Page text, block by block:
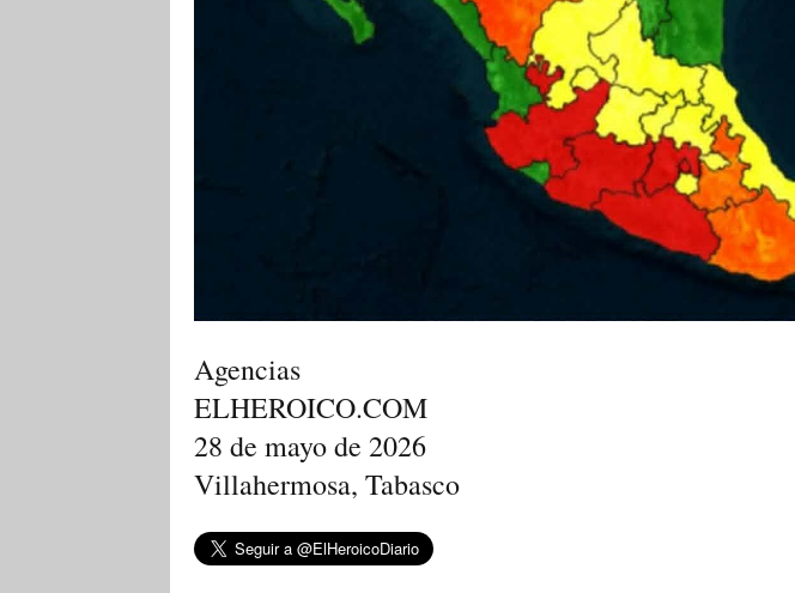
Agencias
ELHEROICO.COM
28 de mayo de 2026
Villahermosa, Tabasco